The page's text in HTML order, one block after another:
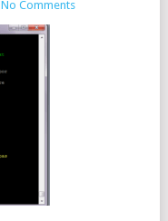
No Comments